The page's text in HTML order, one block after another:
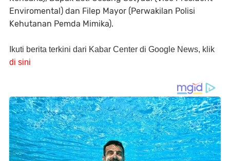
Enviromental) dan Filep Mayor (Perwakilan Polisi
Kehutanan Pemda Mimika).
Ikuti berita terkini dari Kabar Center di Google News, klik
di sini